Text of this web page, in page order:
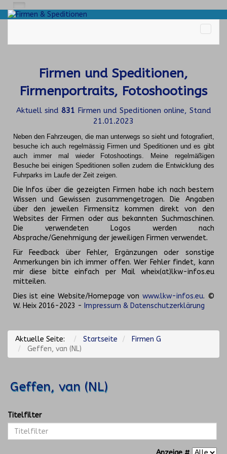
Firmen und Speditionen,
Firmenportraits, Fotoshootings
Aktuell sind 831 Firmen und Speditionen online, Stand
21.01.2023
Neben den Fahrzeugen, die man unterwegs so sieht und fotografiert,
besuche ich auch regelmässig Firmen und Speditionen und es gibt
auch immer mal wieder Fotoshootings.
Meine regelmäßigen
Besuche bei einigen Speditionen sollen zudem die Entwicklung des
Fuhrparks im Laufe der Zeit zeigen.
Die Infos über die gezeigten Firmen habe ich nach bestem
Wissen und Gewissen zusammengetragen. Die Angaben
über den jeweilen Firmensitz kommen direkt von den
Websites der Firmen oder aus bekannten Suchmaschinen.
Die verwendeten Logos werden nach
Absprache/Genehmigung der jeweiligen Firmen verwendet.
Für Feedback über Fehler, Ergänzungen oder sonstige
Anmerkungen bin ich immer offen. Wer Fehler findet, kann
mir diese bitte einfach per Mail wheix(at)lkw-infos.eu
mitteilen.
Dies ist eine Website/Homepage von www.lkw-infos.eu. ©
W. Heix 2016-2023 - Impressum & Datenschutzerklärung
Aktuelle Seite: Startseite
Firmen G
Geffen, van (NL)
Geffen, van (NL)
Titelfilter